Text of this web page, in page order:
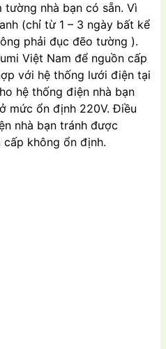
nhà bạn có sẵn. Vì
(chỉ từ 1 – 3 ngày bất kể
phải đục đẽo tường ).
Việt Nam để nguồn cấp
với hệ thống lưới điện tại
hệ thống điện nhà bạn
mức ổn định 220V. Điều
nhà bạn tránh được
không ổn định.